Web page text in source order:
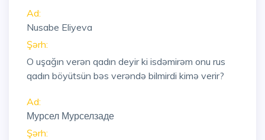
Ad:
Nusabe Eliyeva
Şərh:
O uşağın verən qadın deyir ki isdəmirəm onu rus
qadın böyütsün bəs verəndə bilmirdi kimə verir?
Ad:
Мурсел Мурселзаде
Şərh: